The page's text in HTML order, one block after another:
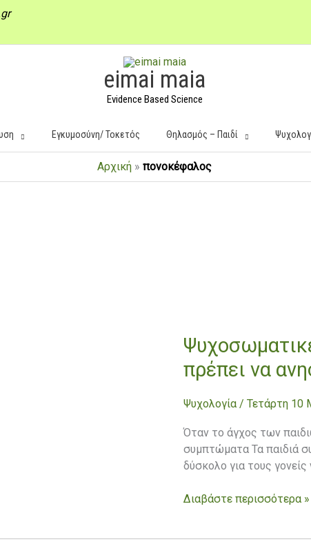
eimai maia
Evidence Based Science
Εγκυμοσύνη/ Τοκετός Θηλασμός – Παιδί
Αρχική » πονοκέφαλος
πρέπει να
Ψυχολογία / Τετάρτη 10
Όταν το άγχος των
συμπτώματα Τα παιδιά
δύσκολο για τους
Ψυχοσωματικές
ενδείξεις
των
που
να
ανησυχήσουν
τους
Διαβάστε περισσότερα »